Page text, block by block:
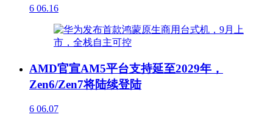
6 06.16
AMD官宣AM5平台支持延至2029年，
Zen6/Zen7将陆续登陆
6 06.07